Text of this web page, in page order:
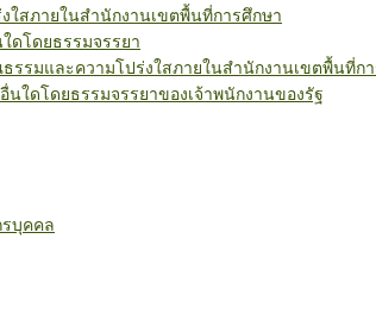
ใสภายในสำนักงานเขตพื้นที่การศึกษา
ดโดยธรรมจรรยา
รรมและความโปร่งใสภายในสำนักงานเขตพื้นที่ก
ใดโดยธรรมจรรยาของเจ้าพนักงานของรัฐ
บุคคล